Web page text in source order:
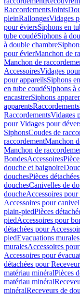
RaccordementsJoints
pleinRallongesVidages
pour éviersSiphons en
tube coudéSiphons à
à double chambre
pour évierManchon de
Manchon de
AccessoiresVidages
pour appareilsSiphons
en tube coudéSiphons à
encastrerSiphons
apparentsRaccordements
RaccordementsVidages
pour Vidages pour
SiphonsCoudes de
raccordementManchon
Manchon de
BondesAccessoires
douche et baignoire
douchesPièces
douchesCanivelles de
doucheAccessoires
Accessoires pour
plain-piedPièces
piedAccessoires pour
détachées pour
piedEvacuations murales
muralesAccessoires
Accessoires pour
détachées pour
matériau minéralPièces
matériau minéral
minéralReceveurs de